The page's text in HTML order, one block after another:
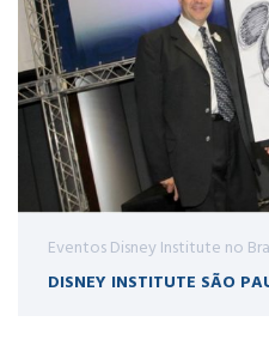
Eventos Disney Institute no
DISNEY INSTITUTE SÃO